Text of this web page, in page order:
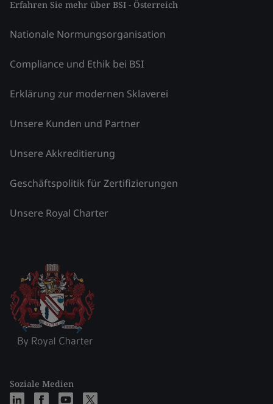
Erfahren Sie mehr über BSI - Österreich
Nationale Normungsorganisation
Compliance und Ethik bei BSI
Erklärung zur modernen Sklaverei
Unsere Kunden und Partner
Unsere Akkreditierung
Geschäftspolitik für Zertifizierungen
Unsere Royal Charter
Soziale Medien